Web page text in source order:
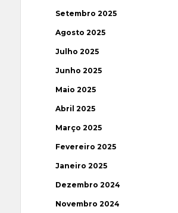
Setembro 2025
Agosto 2025
Julho 2025
Junho 2025
Maio 2025
Abril 2025
Março 2025
Fevereiro 2025
Janeiro 2025
Dezembro 2024
Novembro 2024